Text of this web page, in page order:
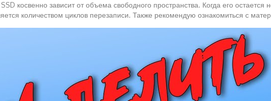
косвенно зависит от объема свободного пространства. Когда его
количеством циклов перезаписи. Также рекомендую ознакомиться с